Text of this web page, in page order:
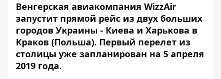
Венгерская авиакомпания WizzAir
запустит прямой рейс из двух больших
городов Украины - Киева и Харькова в
Краков (Польша). Первый перелет из
столицы уже запланирован на 5 апреля
2019 года.